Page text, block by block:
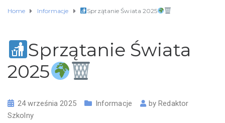
Home Informacje Sprzątanie Świata 2025
Sprzątanie Świata
2025
24 września 2025 Informacje byRedaktor
Szkolny